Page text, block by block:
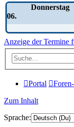
Donnerstag
06.
Anzeige der Termine
Portal
Zum Inhalt
Sprache: